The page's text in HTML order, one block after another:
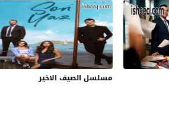
مسلسل الصيف الاخير